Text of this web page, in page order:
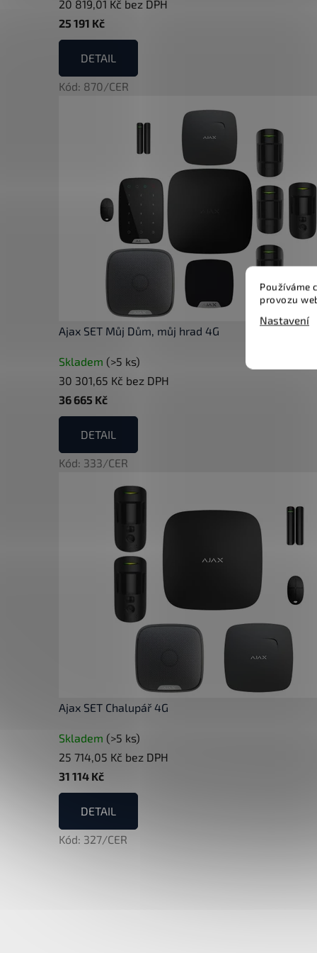
Používáme
provozu
Nastavení
20 819,01 Kč bez DPH
25 191 Kč
DETAIL
Kód: 870/CER
Ajax SET Můj Dům, můj hrad 4G
Skladem (>5 ks)
30 301,65 Kč bez DPH
36 665 Kč
DETAIL
Kód: 333/CER
Ajax SET Chalupář 4G
Skladem (>5 ks)
25 714,05 Kč bez DPH
31 114 Kč
DETAIL
Kód: 327/CER